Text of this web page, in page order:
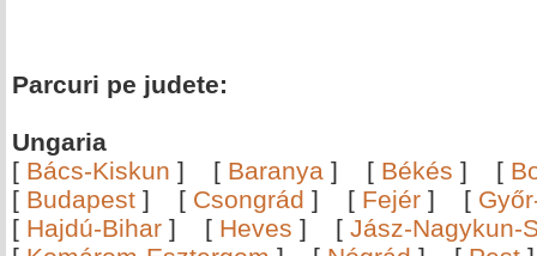
Parcuri pe judete:
Ungaria
[ Bács-Kiskun ] [ Baranya ] [ Békés ] [
[ Budapest ] [ Csongrád ] [ Fejér ] [
[ Hajdú-Bihar ] [ Heves ] [ Jász-Nagykun-